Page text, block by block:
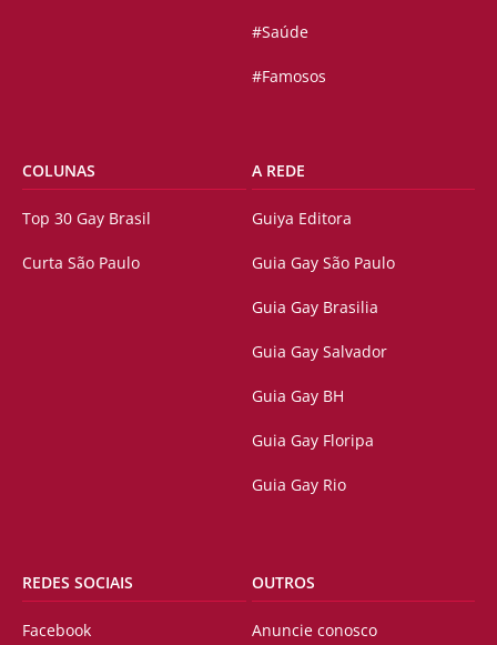
#Saúde
#Famosos
COLUNAS
Top 30 Gay Brasil
Curta São Paulo
A REDE
Guiya Editora
Guia Gay São Paulo
Guia Gay Brasilia
Guia Gay Salvador
Guia Gay BH
Guia Gay Floripa
Guia Gay Rio
REDES SOCIAIS
Facebook
OUTROS
Anuncie conosco